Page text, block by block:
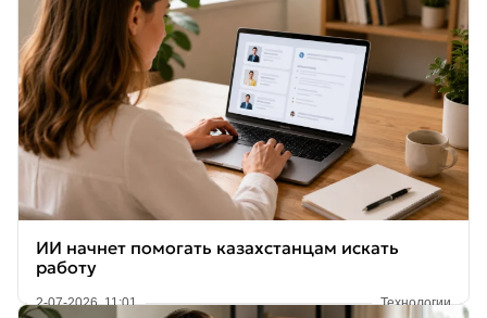
ИИ начнет помогать казахстанцам искать
работу
2-07-2026, 11:01 Технологии